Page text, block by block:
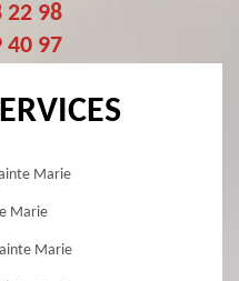
22 98
40 97
Marie
Marie
Marie